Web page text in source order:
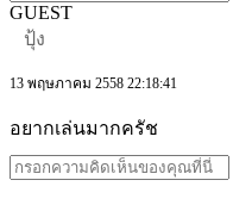
GUEST
ปุ้ง
13 พฤษภาคม 2558 22:18:41
อยากเล่นมากครัช